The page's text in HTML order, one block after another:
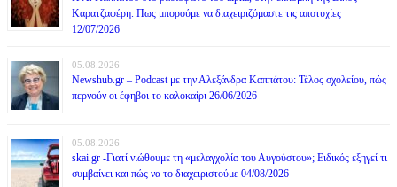
Καρατζαφέρη. Πως μπορούμε να διαχειριζόμαστε τις αποτυχίες
12/07/2026
05.08.2026
Newshub.gr – Podcast με την Αλεξάνδρα Καππάτου: Τέλος σχολείου, πώς
περνούν οι έφηβοι το καλοκαίρι 26/06/2026
05.08.2026
skai.gr -Γιατί νιώθουμε τη «μελαγχολία του Αυγούστου»; Ειδικός εξηγεί τι
συμβαίνει και πώς να το διαχειριστούμε 04/08/2026